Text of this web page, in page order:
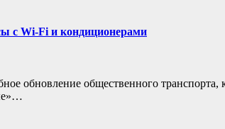
с Wi-Fi и кондиционерами
обновление общественного транспорта,